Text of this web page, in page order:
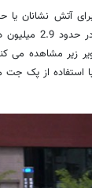
آتش نشانان یا
باشد. سازمان
زیر مشاهده می